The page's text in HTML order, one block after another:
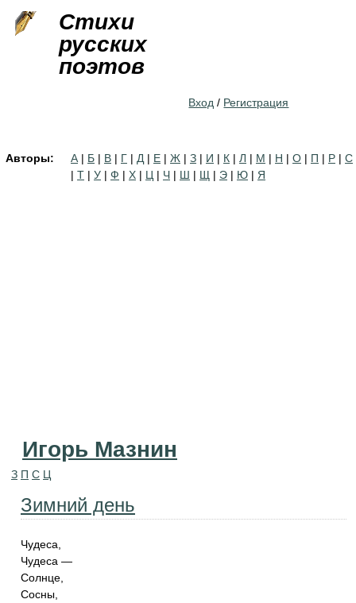
Стихи
русских
поэтов
Вход / Регистрация
Авторы: А | Б | В | Г | Д | Е | Ж | З | И | К | Л | М | Н | О | П | Р | С
| Т | У | Ф | Х | Ц | Ч | Ш | Щ | Э | Ю | Я
Игорь Мазнин
З П С Ц
Зимний день
Чудеса,
Чудеса —
Солнце,
Сосны,